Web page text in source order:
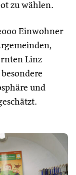
zu wählen.
Einwohner
Linz
und